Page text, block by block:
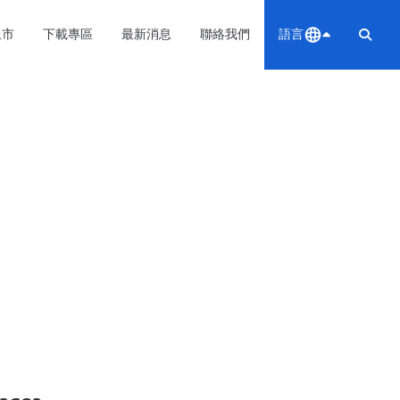
下載專區 最新消息 聯絡我們 語言